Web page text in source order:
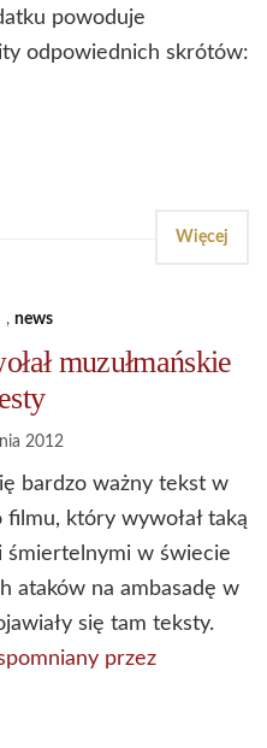
powoduje
odpowiednich skrótów:
Więcej
, news
muzułmańskie
2012
bardzo ważny tekst w
który wywołał taką
w świecie
ataków na ambasadę w
się tam teksty.
przez